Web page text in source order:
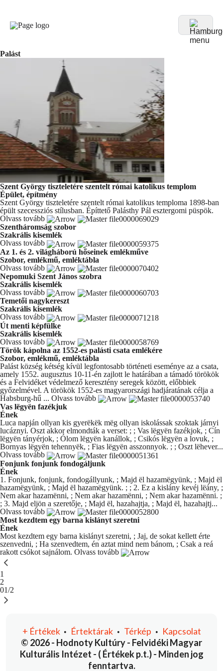
Palást
Szent György tiszteletére szentelt római katolikus templom
Épület, építmény
Szent György tiszteletére szentelt római katolikus temploma 1898-ban
épült szecessziós stílusban. Építtető Palásthy Pál esztergomi püspök.
Olvass tovább
Szentháromság szobor
Szakrális kisemlék
Olvass tovább
Az 1. és 2. világháború hőseinek emlékműve
Szobor, emlékmű, emléktábla
Olvass tovább
Nepomuki Szent János szobra
Szakrális kisemlék
Olvass tovább
Temetői nagykereszt
Szakrális kisemlék
Olvass tovább
Út menti képfülke
Szakrális kisemlék
Olvass tovább
Török kápolna az 1552-es palásti csata emlékére
Szobor, emlékmű, emléktábla
Palást község kétség kívül legfontosabb történeti eseménye az a csata,
amely 1552. augusztus 10-11-én zajlott le határában a támadó törökök
és a Felvidéket védelmező keresztény seregek között, előbbiek
győzelmével. A törökök 1552-es magyarországi hadjáratának célja a
Habsburg-hű ... Olvass tovább
Vas lëgyën fazékjuk
Ének
Luca napján ollyan kis gyerëkëk mëg ollyan iskolássak szoktak járnyi
lucáznyi. Oszt akkor elmondták a verset: ; ; Vas lëgyën fazékjok, ; Cín
lëgyën tányérjok, ; Ólom lëgyën kanállok, ; Csikós lëgyën a lovuk, ;
Bornyas lëgyën tehennyëk, ; Fias lëgyën asszonnyok. ; ; Oszt lëhever...
Olvass tovább
Fonjunk fonjunk fondogáljunk
Ének
1. Fonjunk, fonjunk, fondogállyunk, ; Majd ël hazamëgyünk, ; Majd ël
hazamëgyünk, ; Majd ël hazamëgyünk. ; ; 2. Ez a kislány kevéj lëány, ;
Nem akar hazamënni, ; Nem akar hazamënni, ; Nem akar hazamënni. ;
; 3. Majd eljön a szeretője, ; Majd ël, hazahajtja, ; Majd ël, hazahajtj...
Olvass tovább
Most kezdtem egy barna kislányt szeretni
Ének
Most kezdtem egy barna kislányt szeretni, ; Jaj, de sokat kellett érte
szenvedni, ; Ha szenvedtem, én aztat mind nem bánom, ; Csak a reá
rakott csókot sajnálom. Olvass tovább
You're currently reading page
1
Oldal
2
01/2
© 2026 - Hodnoty Kultúry - Felvidéki Magyar
Kulturális Intézet - ( Értékek p.t.) - Minden jog
fenntartva.
+ Értékek • Értektárak• Térkép • Kapcsolat